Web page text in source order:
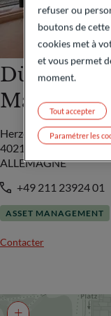
Düsseldorf
Herzogstrasse 15
40217 Düsseldorf
ALLEMAGNE
+49 211 23924 01
ASSET MANAGEMENT
Contacter
+
refuser ou
boutons de
cookies met à
et vous permet
moment.
Tout accepter
Paramétrer les